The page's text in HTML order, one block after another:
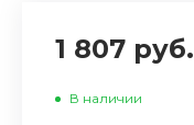
1 807 руб.
В наличии